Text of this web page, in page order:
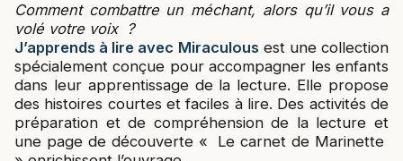
Comment combattre un méchant, alors qu’il vous a
volé votre voix ?
J’apprends à lire avec Miraculous est une collection
spécialement conçue pour accompagner les enfants
dans leur apprentissage de la lecture. Elle propose
des histoires courtes et faciles à lire. Des activités de
préparation et de compréhension de la lecture et
une page de découverte « Le carnet de Marinette